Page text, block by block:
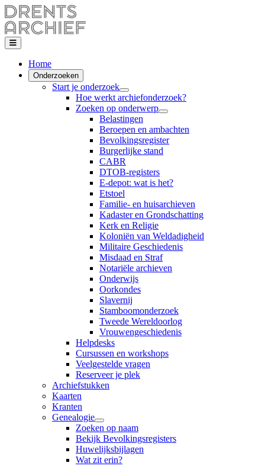
Home
Onderzoeken
Start je onderzoek
Hoe werkt archiefonderzoek?
Zoeken op onderwerp
Belastingen
Beroepen en ambachten
Bevolkingsregister
Burgerlijke stand
CABR
DTOB-registers
E-depot: wat is het?
Etstoel
Familie- en huisarchieven
Kadaster en Grondschatting
Kerk en Religie
Koloniën van Weldadigheid
Militaire Geschiedenis
Misdaad en Straf
Notariële archieven
Onderwijs
Oorkondes
Slavernij
Stamboomonderzoek
Tweede Wereldoorlog
Vrouwengeschiedenis
Helpdesks
Cursussen en workshops
Veelgestelde vragen
Reserveer je plek
Archiefstukken
Kaarten
Kranten
Genealogie
Zoeken op naam
Bekijk Bevolkingsregisters
Huwelijksbijlagen
Wat zit erin?